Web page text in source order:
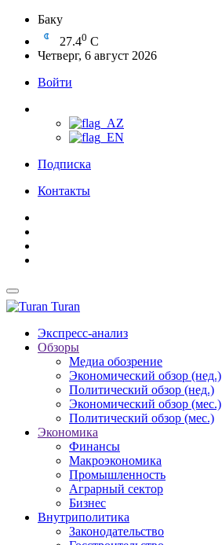
Баку
27.40 C
Четверг, 6 август 2026
Войти
Подписка
Контакты
Turan
Экспресс-анализ
Обзоры
Медиа обозрение
Экономический обзор (нед.)
Политический обзор (нед.)
Экономический обзор (мес.)
Политический обзор (мес.)
Экономика
Финансы
Макроэкономика
Промышленность
Аграрный сектор
Бизнес
Внутриполитика
Законодательство